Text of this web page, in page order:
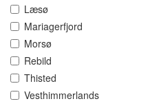
Læsø
Mariagerfjord
Morsø
Rebild
Thisted
Vesthimmerlands